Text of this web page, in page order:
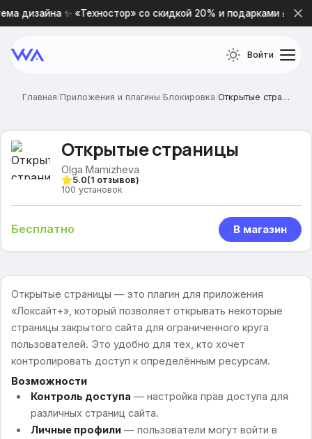
дизайна ✨ «Техностор» со скидкой 20% и подарками 🎁
Войти
Главная/Приложения и плагины/Блокировка/ Открытые страницы
Открытые страницы
Olga Mamizheva
5.0(1 отзывов)
100 установок
Бесплатно В магазин
Открытые страницы — это плагин для приложения
«Локсайт+», который позволяет открывать некоторые
страницы закрытого сайта для ограниченного круга
пользователей. Это удобно для тех, кто хочет
контролировать доступ к определённым ресурсам.
Возможности
Контроль доступа — настройка прав доступа для
различных страниц сайта.
Личные профили— пользователи могут войти в